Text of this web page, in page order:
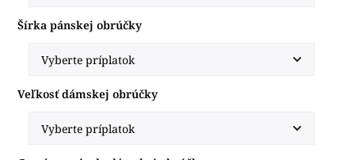
Šírka pánskej obrúčky
Veľkosť dámskej obrúčky